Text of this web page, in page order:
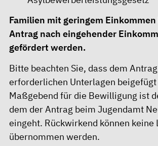
Familien mit geringem
Antrag nach eingehender
gefördert werden.
Bitte beachten Sie, dass dem
erforderlichen Unterlagen
Maßgebend für die Bewilligung ist
dem der Antrag beim Jugendamt
eingeht. Rückwirkend können keine
übernommen werden.